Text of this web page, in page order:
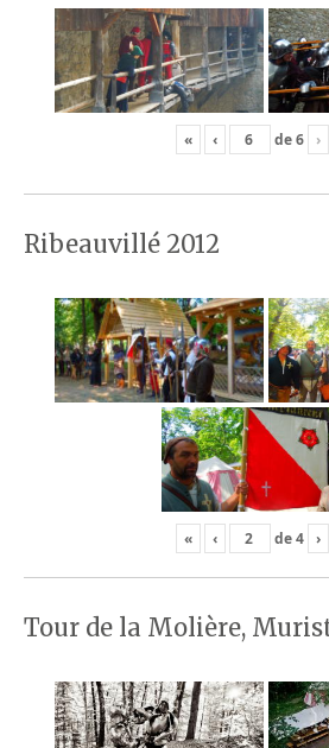
« ‹ de6 ›
Ribeauvillé 2012
« ‹ de4 ›
Tour de la Molière, Murist